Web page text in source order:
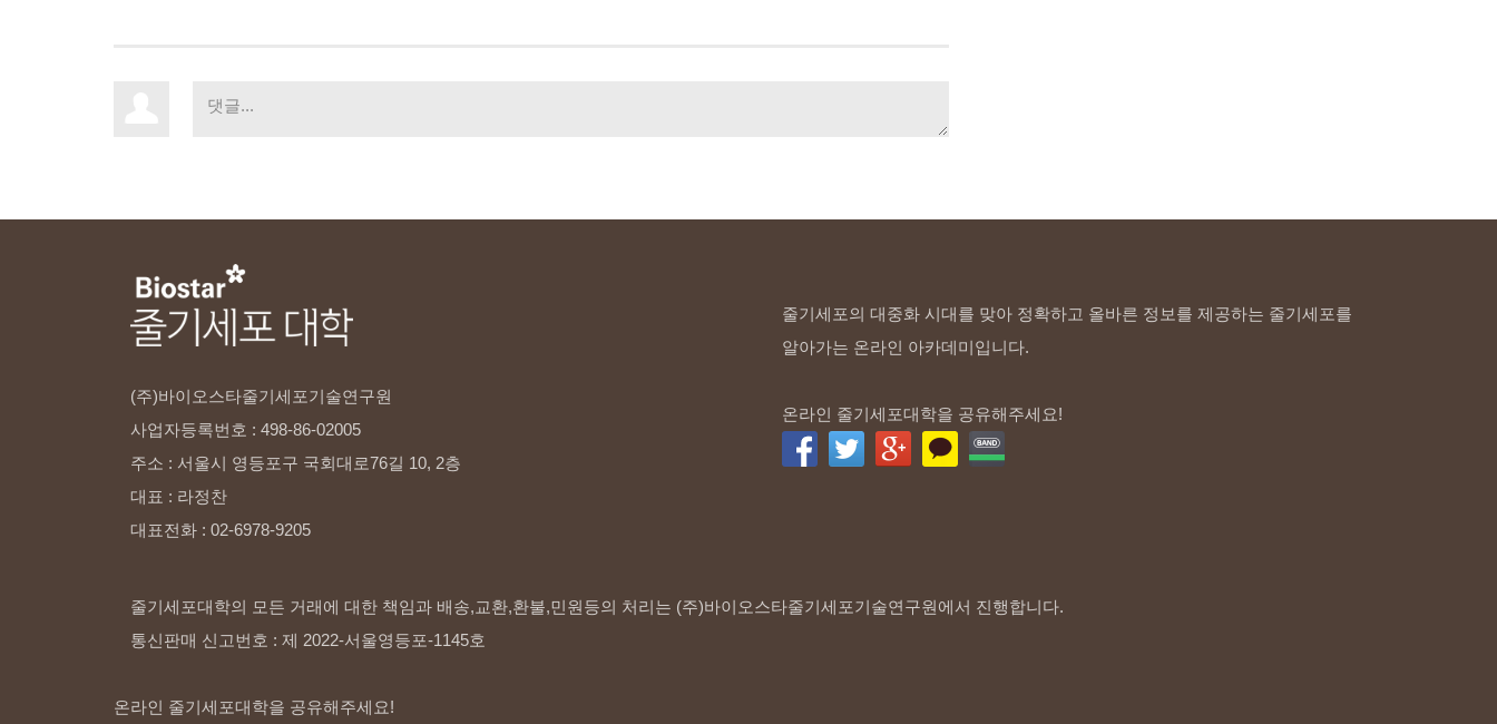
(주)바이오스타줄기세포기술연구원
사업자등록번호 : 498-86-02005
주소 : 서울시 영등포구 국회대로76길 10, 2층
대표 : 라정찬
대표전화 : 02-6978-9205
줄기세포의 대중화 시대를 맞아 정확하고 올바른 정보를 제공하는 줄기세포를
알아가는 온라인 아카데미입니다.
온라인 줄기세포대학을 공유해주세요!
줄기세포대학의 모든 거래에 대한 책임과 배송,교환,환불,민원등의 처리는 (주)바이오스타줄기세포기술연구원에서 진행합니다.
통신판매 신고번호 : 제 2022-서울영등포-1145호
온라인 줄기세포대학을 공유해주세요!